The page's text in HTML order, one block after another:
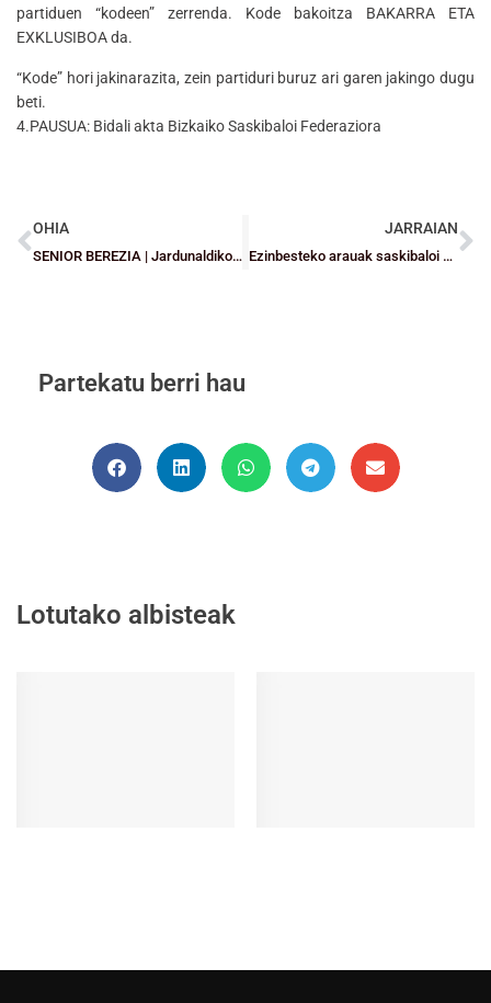
partiduen “kodeen” zerrenda. Kode bakoitza BAKARRA ETA
EXKLUSIBOA da.
“Kode” hori jakinarazita, zein partiduri buruz ari garen jakingo dugu
beti.
4.PAUSUA: Bidali akta Bizkaiko Saskibaloi Federaziora
OHIA
SENIOR BEREZIA | Jardunaldiko partidua: Loiola Indautxu Vs Salleko (gizon.)
JARRAIAN
Ezinbesteko arauak saskibaloi eskolarrarako
Partekatu berri hau
Lotutako albisteak